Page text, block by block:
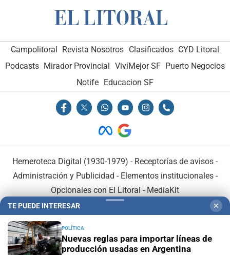
Campolitoral Revista Nosotros Clasificados CYD Litoral
Podcasts Mirador Provincial VivíMejor SF Puerto Negocios
Notife
Educacion SF
Hemeroteca Digital (1930-1979) - Receptorías de avisos -
Administración y Publicidad - Elementos institucionales-
Opcionales con El Litoral - MediaKit
TE PUEDE INTERESAR ✕
POLÍTICA
Nuevas reglas para importar líneas de
producción usadas en Argentina